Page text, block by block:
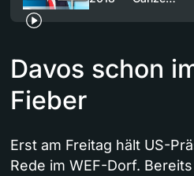
Davos schon
Fieber
Erst am Freitag hält US-
Rede im WEF-Dorf.